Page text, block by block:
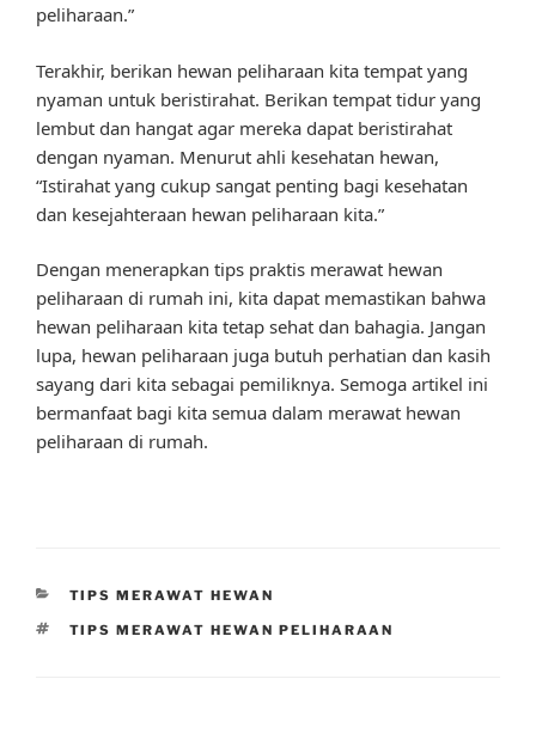
peliharaan.”
Terakhir, berikan hewan peliharaan kita tempat yang
nyaman untuk beristirahat. Berikan tempat tidur yang
lembut dan hangat agar mereka dapat beristirahat
dengan nyaman. Menurut ahli kesehatan hewan,
“Istirahat yang cukup sangat penting bagi kesehatan
dan kesejahteraan hewan peliharaan kita.”
Dengan menerapkan tips praktis merawat hewan
peliharaan di rumah ini, kita dapat memastikan bahwa
hewan peliharaan kita tetap sehat dan bahagia. Jangan
lupa, hewan peliharaan juga butuh perhatian dan kasih
sayang dari kita sebagai pemiliknya. Semoga artikel ini
bermanfaat bagi kita semua dalam merawat hewan
peliharaan di rumah.
CATEGORIES
TIPS MERAWAT HEWAN
TAGS
TIPS MERAWAT HEWAN PELIHARAAN